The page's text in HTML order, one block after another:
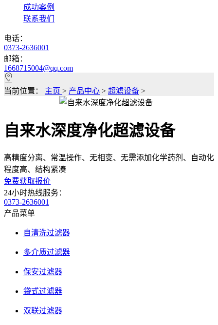
成功案例
联系我们
电话：
0373-2636001
邮箱：
1668715004@qq.com
当前位置： 主页 > 产品中心 > 超滤设备 >
自来水深度净化超滤设备
高精度分离、常温操作、无相变、无需添加化学药剂、自动化
程度高、结构紧凑
免费获取报价
24小时热线服务：
0373-2636001
产品菜单
自清洗过滤器
多介质过滤器
保安过滤器
袋式过滤器
双联过滤器